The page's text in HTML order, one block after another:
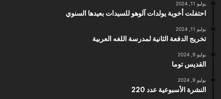
يوليو 11, 2024
احتفلت أخوية يولدات آلوهو للسيدات بعيدها السنوي
يوليو 11, 2024
تخريج الدفعة الثانية لمدرسة اللغه العربية
يوليو 9, 2024
القديس توما
يوليو 9, 2024
النشرة الأسبوعية عدد 220